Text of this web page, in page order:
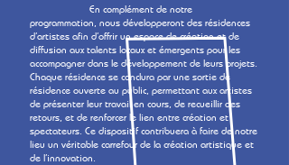
En complément de notre
programmation, nous développeront des résidences
d’artistes afin d’offrir un espace de création et de
diffusion aux talents locaux et émergents pour les
accompagner dans le développement de leurs projets.
Chaque résidence se conclura par une sortie de
résidence ouverte au public, permettant aux artistes
de présenter leur travail en cours, de recueillir des
retours, et de renforcer le lien entre création et
spectateurs. Ce dispositif contribuera à faire de notre
lieu un véritable carrefour de la création artistique et
de l’innovation.